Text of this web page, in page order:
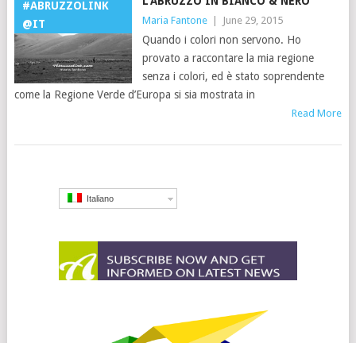
#ABRUZZOLINK
@IT
Maria Fantone June 29, 2015
Quando i colori non servono. Ho
provato a raccontare la mia regione
senza i colori, ed è stato soprendente
come la Regione Verde d’Europa si sia mostrata in
Read More
Italiano